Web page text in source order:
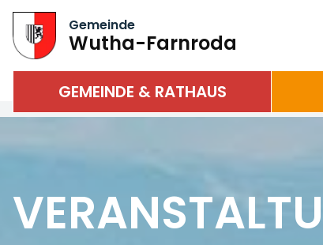
Gemeinde
Wutha-Farnroda
GEMEINDE & RATHAUS